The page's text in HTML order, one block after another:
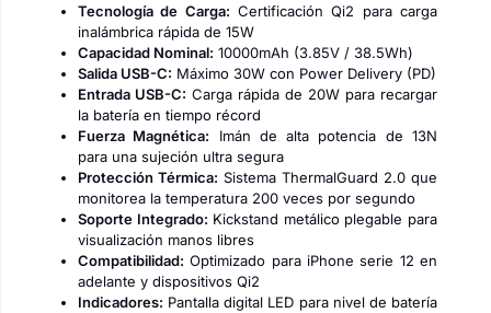
Tecnología de Carga: Certificación Qi2 para carga
inalámbrica rápida de 15W
Capacidad Nominal: 10000mAh (3.85V / 38.5Wh)
Salida USB-C: Máximo 30W con Power Delivery (PD)
Entrada USB-C: Carga rápida de 20W para recargar
la batería en tiempo récord
Fuerza Magnética: Imán de alta potencia de 13N
para una sujeción ultra segura
Protección Térmica: Sistema ThermalGuard 2.0 que
monitorea la temperatura 200 veces por segundo
Soporte Integrado: Kickstand metálico plegable para
visualización manos libres
Compatibilidad: Optimizado para iPhone serie 12 en
adelante y dispositivos Qi2
Indicadores: Pantalla digital LED para nivel de batería